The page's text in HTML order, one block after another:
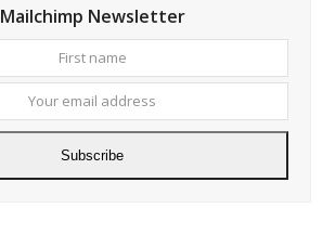
Mailchimp Newsletter
email
Subscribe